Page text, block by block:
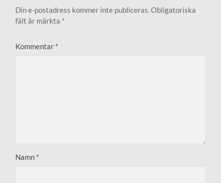
Din e-postadress kommer inte publiceras. Obligatoriska
fält är märkta *
Kommentar *
Namn *